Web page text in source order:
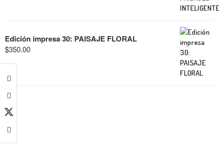
Edición impresa 30: PAISAJE FLORAL
$350.00